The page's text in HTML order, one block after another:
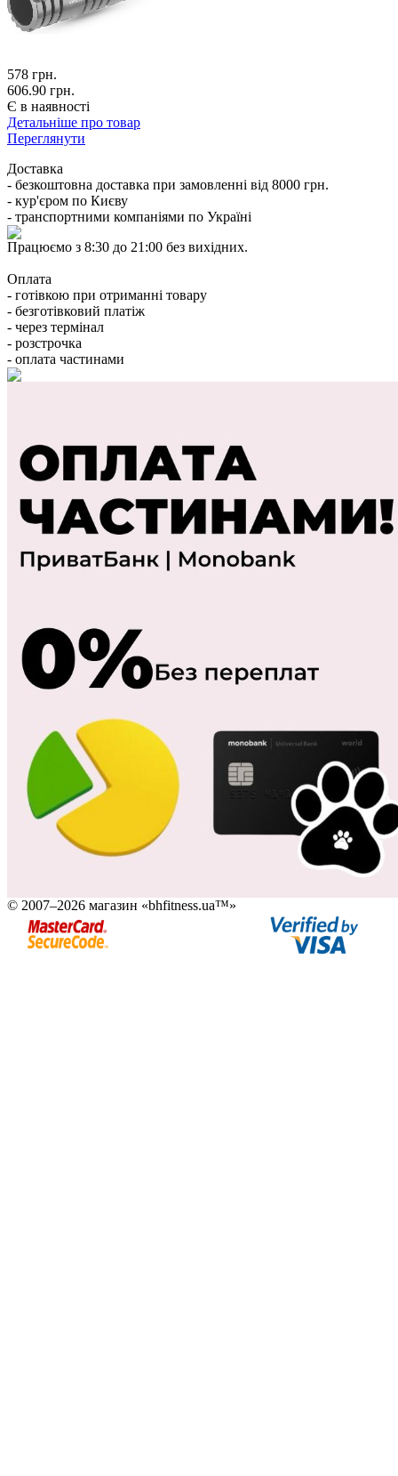
578 грн.
606.90 грн.
Є в наявності
Детальніше про товар
Переглянути
Доставка
- безкоштовна доставка при замовленні від 8000 грн.
- кур'єром по Києву
- транспортними компаніями по Україні
Працюємо з 8:30 до 21:00 без вихідних.
Оплата
- готівкою при отриманні товару
- безготівковий платіж
- через термінал
- розстрочка
- оплата частинами
© 2007–2026 магазин «bhfitness.ua™»